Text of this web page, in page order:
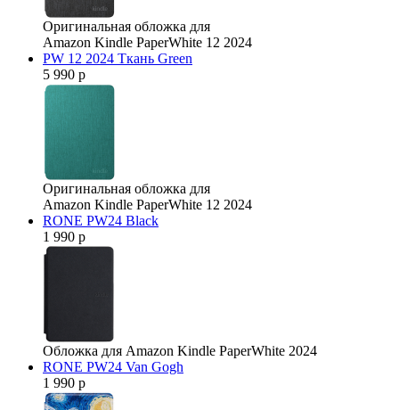
Оригинальная обложка для
Amazon Kindle PaperWhite 12 2024
PW 12 2024 Ткань Green
5 990 р
Оригинальная обложка для
Amazon Kindle PaperWhite 12 2024
RONE PW24 Black
1 990 р
Обложка для Amazon Kindle PaperWhite 2024
RONE PW24 Van Gogh
1 990 р